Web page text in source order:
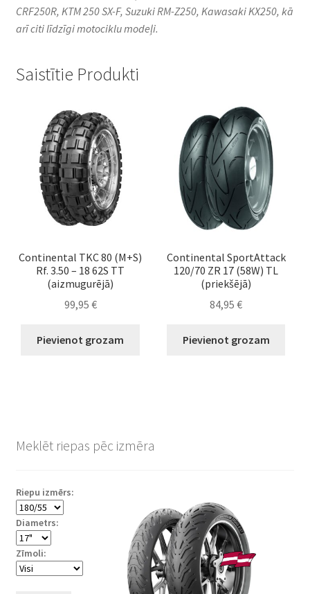
CRF250R, KTM 250 SX-F, Suzuki RM-Z250, Kawasaki KX250, kā
arī citi līdzīgi motociklu modeļi.
Saistītie Produkti
Continental TKC 80 (M+S)
Rf. 3.50 – 18 62S TT
(aizmugurējā)
99,95 €
Pievienot grozam
Continental SportAttack
120/70 ZR 17 (58W) TL
(priekšējā)
84,95€
Pievienot grozam
Meklēt riepas pēc izmēra
Riepu izmērs:
Diametrs:
Zīmoli: